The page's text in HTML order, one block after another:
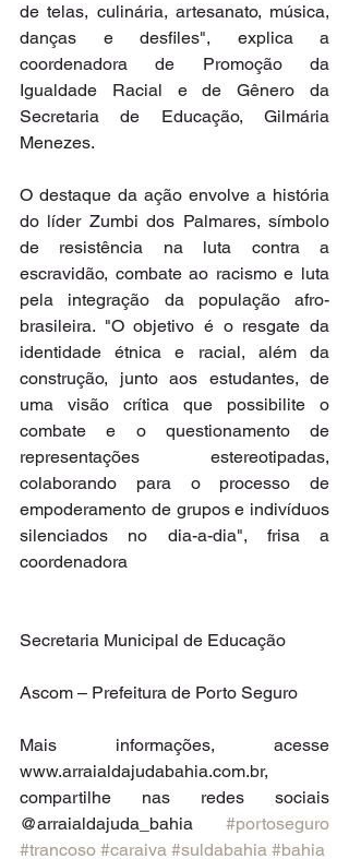
de telas, culinária, artesanato, música,
danças e desfiles", explica a
coordenadora de Promoção da
Igualdade Racial e de Gênero da
Secretaria de Educação, Gilmária
Menezes.
O destaque da ação envolve a história
do líder Zumbi dos Palmares, símbolo
de resistência na luta contra a
escravidão, combate ao racismo e luta
pela integração da população afro-
brasileira. "O objetivo é o resgate da
identidade étnica e racial, além da
construção, junto aos estudantes, de
uma visão crítica que possibilite o
combate e o questionamento de
representações estereotipadas,
colaborando para o processo de
empoderamento de grupos e indivíduos
silenciados no dia-a-dia", frisa a
coordenadora
Secretaria Municipal de Educação
Ascom – Prefeitura de Porto Seguro
Mais informações, acesse
www.arraialdajudabahia.com.br,
compartilhe nas redes sociais
@arraialdajuda_bahia #portoseguro
#trancoso #caraiva #suldabahia #bahia